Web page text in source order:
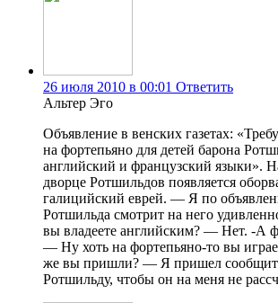
26 июля 2010 в 00:01 Ответить
Альтер Эго
Объявление в венских газетах:
на фортепьяно для детей барона
английский и французский языки».
дворце Ротшильдов появляется
галицийский еврей. — Я по
Ротшильда смотрит на него
вы владеете английским? — Нет. -А
— Ну хоть на фортепьяно-то вы
же вы пришли? — Я пришел
Ротшильду, чтобы он на меня не